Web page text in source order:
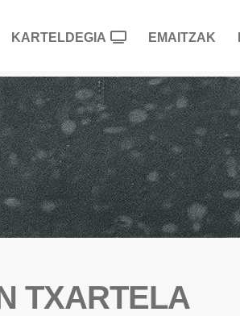
KARTELDEGIA EMAITZAK
TXARTELA